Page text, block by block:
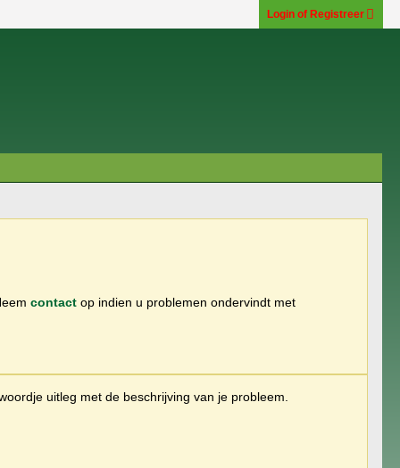
Login of Registreer
contact op indien u problemen ondervindt met
uitleg met de beschrijving van je probleem.